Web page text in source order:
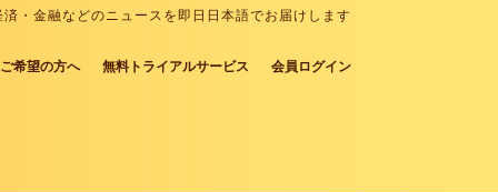
・金融などのニュースを即日日本語でお届けします
希望の方へ 無料トライアルサービス 会員ログイン